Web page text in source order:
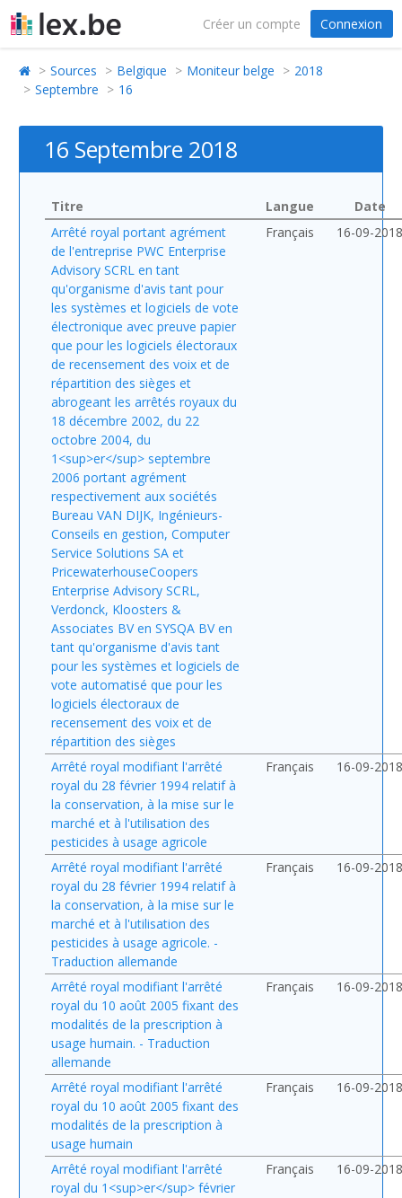
Créer un compte Connexion
Sources Belgique Moniteur belge
2018
Septembre
16
16 Septembre 2018
Titre Langue
Date
Arrêté royal portant agrément
de l'entreprise PWC Enterprise
Advisory SCRL en tant
qu'organisme d'avis tant pour
les systèmes et logiciels de vote
électronique avec preuve papier
que pour les logiciels électoraux
de recensement des voix et de
répartition des sièges et
abrogeant les arrêtés royaux du
18 décembre 2002, du 22
octobre 2004, du
1<sup>er</sup> septembre
2006 portant agrément
respectivement aux sociétés
Bureau VAN DIJK, Ingénieurs-
Conseils en gestion, Computer
Service Solutions SA et
PricewaterhouseCoopers
Enterprise Advisory SCRL,
Verdonck, Kloosters &
Associates BV en SYSQA BV en
tant qu'organisme d'avis tant
pour les systèmes et logiciels de
vote automatisé que pour les
logiciels électoraux de
recensement des voix et de
répartition des sièges
Français 16-09-2018
Arrêté royal modifiant l'arrêté
royal du 28 février 1994 relatif à
la conservation, à la mise sur le
marché et à l'utilisation des
pesticides à usage agricole
Français 16-09-2018
Arrêté royal modifiant l'arrêté
royal du 28 février 1994 relatif à
la conservation, à la mise sur le
marché et à l'utilisation des
pesticides à usage agricole. -
Traduction allemande
Français 16-09-2018
Arrêté royal modifiant l'arrêté
royal du 10 août 2005 fixant des
modalités de la prescription à
usage humain. - Traduction
allemande
Français 16-09-2018
Arrêté royal modifiant l'arrêté
royal du 10 août 2005 fixant des
modalités de la prescription à
usage humain
Français 16-09-2018
Arrêté royal modifiant l'arrêté
royal du 1<sup>er</sup> février
Français 16-09-2018